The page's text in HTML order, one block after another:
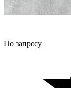
По запросу